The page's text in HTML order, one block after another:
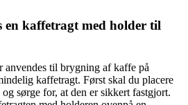
en kaffetragt med holder til
anvendes til brygning af kaffe på
kaffetragt. Først skal du placere
sørge for, at den er sikkert fastgjort.